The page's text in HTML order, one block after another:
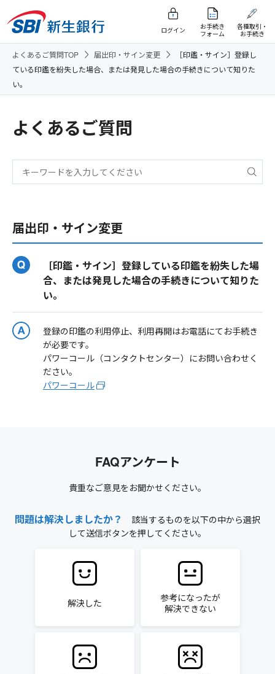
ログイン
お手続き
フォーム
各種取引・
お手続き
よくあるご質問TOP 届出印・サイン変更
［印鑑・サイン］登録し
ている印鑑を紛失した場合、または発見した場合の手続きについて知りた
い。
よくあるご質問
届出印・サイン変更
［印鑑・サイン］登録している印鑑を紛失した場
合、または発見した場合の手続きについて知りた
い。
登録の印鑑の利用停止、利用再開はお電話にてお手続き
が必要です。
パワーコール（コンタクトセンター）にお問い合わせく
ださい。
パワーコール
FAQアンケート
貴重なご意見をお聞かせください。
問題は解決しましたか？
該当するものを以下の中から選択
して送信ボタンを押してください。
解決した
参考になったが
解決できない